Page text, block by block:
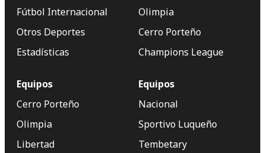
Fútbol Internacional
Otros Deportes
Estadísticas
Olimpia
Cerro Porteño
Champions League
Equipos
Cerro Porteño
Olimpia
Libertad
Equipos
Nacional
Sportivo Luqueño
Tembetary